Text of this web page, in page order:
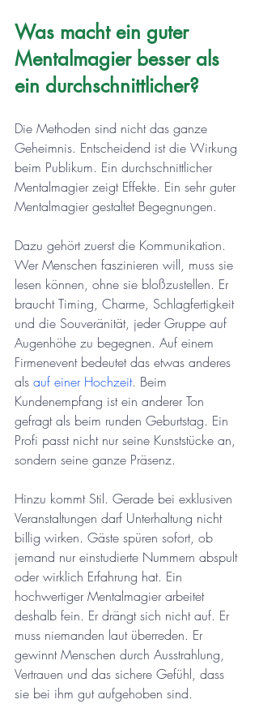
Was macht ein guter
Mentalmagier besser als
ein durchschnittlicher?
Die Methoden sind nicht das ganze
Geheimnis. Entscheidend ist die Wirkung
beim Publikum. Ein durchschnittlicher
Mentalmagier zeigt Effekte. Ein sehr guter
Mentalmagier gestaltet Begegnungen.
Dazu gehört zuerst die Kommunikation.
Wer Menschen faszinieren will, muss sie
lesen können, ohne sie bloßzustellen. Er
braucht Timing, Charme, Schlagfertigkeit
und die Souveränität, jeder Gruppe auf
Augenhöhe zu begegnen. Auf einem
Firmenevent bedeutet das etwas anderes
als auf einer Hochzeit. Beim
Kundenempfang ist ein anderer Ton
gefragt als beim runden Geburtstag. Ein
Profi passt nicht nur seine Kunststücke an,
sondern seine ganze Präsenz.
Hinzu kommt Stil. Gerade bei exklusiven
Veranstaltungen darf Unterhaltung nicht
billig wirken. Gäste spüren sofort, ob
jemand nur einstudierte Nummern abspult
oder wirklich Erfahrung hat. Ein
hochwertiger Mentalmagier arbeitet
deshalb fein. Er drängt sich nicht auf. Er
muss niemanden laut überreden. Er
gewinnt Menschen durch Ausstrahlung,
Vertrauen und das sichere Gefühl, dass
sie bei ihm gut aufgehoben sind.